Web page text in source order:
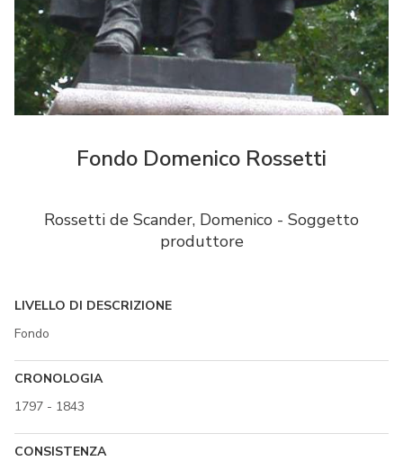
Fondo Domenico Rossetti
Rossetti de Scander, Domenico - Soggetto
produttore
LIVELLO DI DESCRIZIONE
Fondo
CRONOLOGIA
1797 - 1843
CONSISTENZA